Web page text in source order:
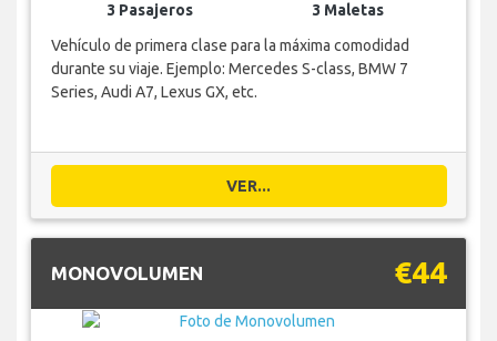
3 Pasajeros
3 Maletas
Vehículo de primera clase para la máxima comodidad
durante su viaje. Ejemplo: Mercedes S-class, BMW 7
Series, Audi A7, Lexus GX, etc.
VER...
MONOVOLUMEN €44